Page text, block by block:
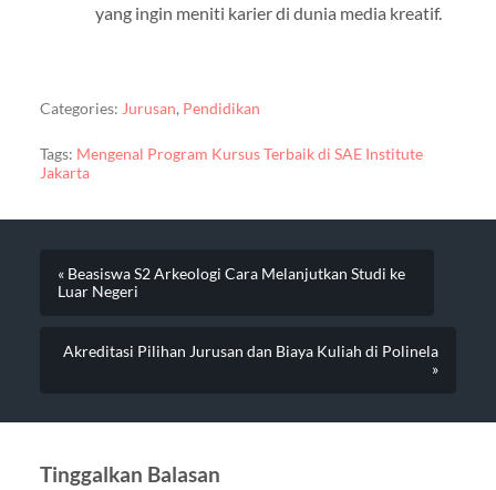
yang ingin meniti karier di dunia media kreatif.
Categories: Jurusan, Pendidikan
Tags: Mengenal Program Kursus Terbaik di SAE Institute
Jakarta
« Beasiswa S2 Arkeologi Cara Melanjutkan Studi ke
Luar Negeri
Akreditasi Pilihan Jurusan dan Biaya Kuliah di Polinela
»
Tinggalkan Balasan